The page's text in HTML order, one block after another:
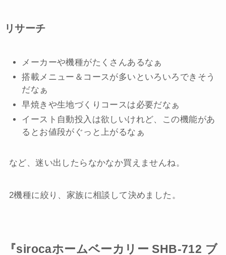
リサーチ
メーカーや機種がたくさんあるなぁ
搭載メニュー＆コースが多いといろいろできそう
だなぁ
早焼きや生地づくりコースは必要だなぁ
イースト自動投入は欲しいけれど、この機能があ
るとお値段がぐっと上がるなぁ
など、迷い出したらなかなか買えませんね。
2機種に絞り、家族に相談して決めました。
『sirocaホームベーカリー SHB-712 ブ